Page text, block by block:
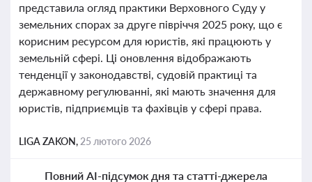
представила огляд практики Верховного Суду у
земельних спорах за друге півріччя 2025 року, що є
корисним ресурсом для юристів, які працюють у
земельній сфері. Ці оновлення відображають
тенденції у законодавстві, судовій практиці та
державному регулюванні, які мають значення для
юристів, підприємців та фахівців у сфері права.
LIGA ZAKON, 25 лютого 2026
Повний AI-підсумок дня та статті-джерела